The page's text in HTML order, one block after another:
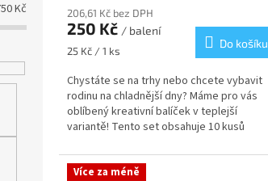
Kč 206,61 Kč bez DPH
250 Kč / balení
Měrná
25 Kč / 1 ks
Do košíku
Chystáte se na trhy nebo chcete vybavit
rodinu na chladnější dny? Máme pro vás
oblíbený kreativní balíček v teplejší
variantě! Tento set obsahuje 10 kusů
Více za méně